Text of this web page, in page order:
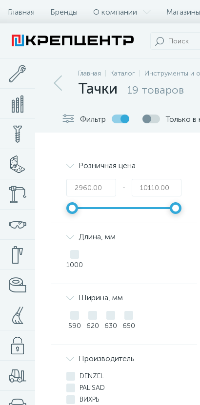
Главная Бренды О компании Магазины
Главная Каталог Инструменты и
Тачки 19 товаров
Фильтр Только в
Розничная цена
-
Длина, мм
1000
Ширина, мм
590 620 630 650
Производитель
DENZEL
PALISAD
ВИХРЬ